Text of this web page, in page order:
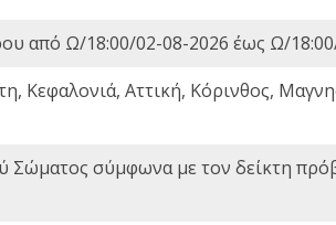
από Ω/18:00/02-08-2026 έως Ω/
Κεφαλονιά, Αττική, Κόρινθος,
Σώματος σύμφωνα με τον δείκτη